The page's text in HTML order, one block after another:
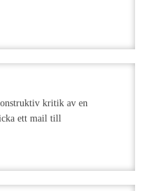
kritik av en
ett mail till